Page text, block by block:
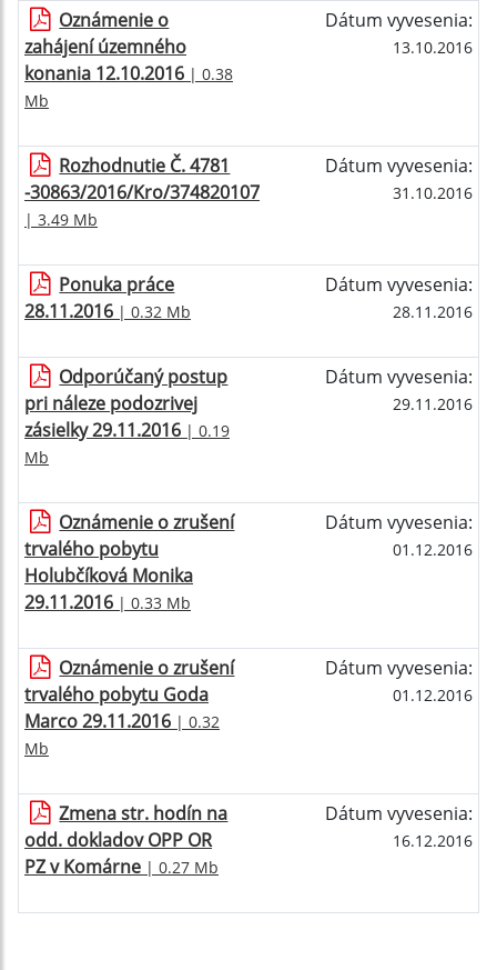
Oznámenie o
zahájení územného
konania 12.10.2016 | 0.38
Mb
Dátum vyvesenia:
13.10.2016
Rozhodnutie Č. 4781
-30863/2016/Kro/374820107
| 3.49 Mb
Dátum vyvesenia:
31.10.2016
Ponuka práce
28.11.2016 | 0.32 Mb
Dátum vyvesenia:
28.11.2016
Odporúčaný postup
pri náleze podozrivej
zásielky 29.11.2016 | 0.19
Mb
Dátum vyvesenia:
29.11.2016
Oznámenie o zrušení
trvalého pobytu
Holubčíková Monika
29.11.2016 | 0.33 Mb
Dátum vyvesenia:
01.12.2016
Oznámenie o zrušení
trvalého pobytu Goda
Marco 29.11.2016 | 0.32
Mb
Dátum vyvesenia:
01.12.2016
Zmena str. hodín na
odd. dokladov OPP OR
PZ v Komárne | 0.27 Mb
Dátum vyvesenia:
16.12.2016